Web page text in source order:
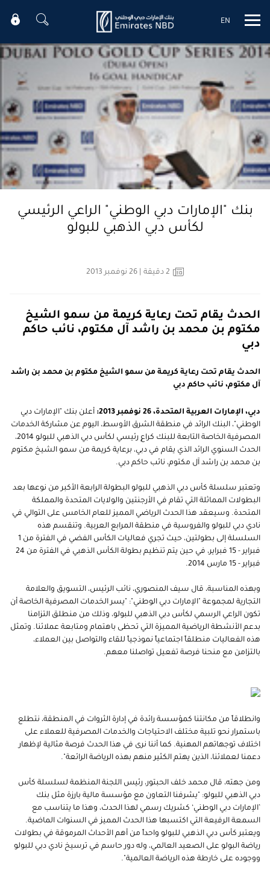
Mobile menu
EN
بنك "الإمارات دبي الوطني" الراعي الرئيسي
لكأس دبي الذهبي للبولو
2 دقيقة
الحدث يقام تحت رعاية كريمة من سمو الشيخ
مكتوم بن محمد بن راشد آل مكتوم، نائب حاكم
دبي
الحدث يقام تحت رعاية كريمة من سمو الشيخ مكتوم بن محمد بن راشد
آل مكتوم، نائب حاكم دبي
دبي، الإمارات العربية المتحدة، 26 نوفمبر 2013:
أعلن بنك "الإمارات دبي
الوطني"، البنك الرائد في منطقة الشرق الأوسط، اليوم عن مشاركة الخدمات
المصرفية الخاصة التابعة للبنك كراعٍ رئيسي لكأس دبي الذهبي للبولو 2014،
الحدث السنوي الرائد الذي يقام في دبي، برعاية كريمة من سمو الشيخ مكتوم
بن محمد بن راشد آل مكتوم، نائب حاكم دبي.
وتعتبر سلسلة كأس دبي الذهبي للبولو البطولة الرابعة الأكبر من نوعها بعد
البطولات المماثلة التي تقام في الأرجنتين والولايات المتحدة والمملكة
المتحدة. وسيعقد هذا الحدث الرياضي المميز للعام الخامس على التوالي في
نادي دبي للبولو والفروسية في منطقة المرابع العربية. وتنقسم هذه
السلسلة إلى بطولتين، حيث تجري فعاليات الكأس الفضي في الفترة من 1
فبراير - 15 فبراير، في حين يتم تنظيم بطولة الكأس الذهبي في الفترة من 24
فبراير - 15 مارس 2014.
وبهذه المناسبة، قال سيف المنصوري، نائب الرئيس، التسويق والعلامة
التجارية لمجموعة "الإمارات دبي الوطني": "يسر الخدمات المصرفية الخاصة أن
تكون الراعي الرسمي لكأس دبي الذهبي للبولو، وذلك من منطلق التزامنا
بدعم الأنشطة الرياضية المميزة التي تحظى باهتمام ومتابعة عملائنا. وتمثل
هذه الفعاليات منطلقاً اجتماعياً نموذجياً للقاء والتواصل بين العملاء،
بالتزامن مع منحنا فرصة تفعيل تواصلنا معهم.
وانطلاقاً من مكانتنا كمؤسسة رائدة في إدارة الثروات في المنطقة، نتطلع
باستمرار نحو تلبية مختلف الاحتياجات والخدمات المصرفية للعملاء على
اختلاف توجهاتهم المهنية. كما أننا نرى في هذا الحدث فرصة مثالية لإظهار
دعمنا لعملائنا، الذين يهتم الكثير منهم بهذه الرياضة الرائعة".
ومن جهته، قال محمد خلف الحبتور، رئيس اللجنة المنظمة لسلسلة كأس
دبي الذهبي للبولو: "يشرفنا التعاون مع مؤسسة مالية بارزة مثل بنك
’الإمارات دبي الوطني‘ كشريك رسمي لهذا الحدث، وهذا ما يتناسب مع
السمعة الرفيعة التي اكتسبها هذا الحدث المميز في السنوات الماضية.
ويعتبر كأس دبي الذهبي للبولو واحداً من أهم الأحداث المرموقة في بطولات
رياضة البولو على الصعيد العالمي، وله دور حاسم في ترسيخ نادي دبي للبولو
ووجوده على خارطة هذه الرياضة العالمية".